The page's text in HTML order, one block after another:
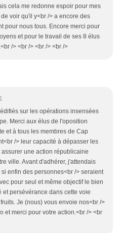
cela me redonne espoir pour mes
voir qu'il y<br /> a encore des
pour nous tous. Encore merci pour
et pour le travail de ses 8 élus
/> <br /> <br /> <br />
sur les opérations insensées
Merci aux élus de l'oposition
et à tous les membres de Cap
/> leur capacité à dépasser les
une action républicaine
ville. Avant d'adhérer, j'attendais
enfin des personnes<br /> seraient
pour seul et même objectif le bien
et persévérance dans cette voie
Je (nous) vous envoie nos<br />
et merci pour votre action.<br /> <br